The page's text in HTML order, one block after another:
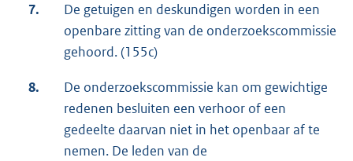
7.
De getuigen en deskundigen worden in een
openbare zitting van de onderzoekscommissie
gehoord. (155c)
8.
De onderzoekscommissie kan om gewichtige
redenen besluiten een verhoor of een
gedeelte daarvan niet in het openbaar af te
nemen. De leden van de